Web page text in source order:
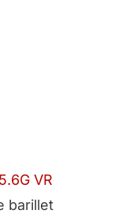
VR
barillet